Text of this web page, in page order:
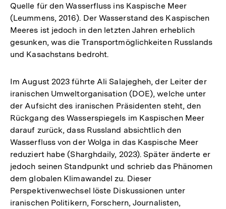
Quelle für den Wasserfluss ins Kaspische Meer
(Leummens, 2016). Der Wasserstand des Kaspischen
Meeres ist jedoch in den letzten Jahren erheblich
gesunken, was die Transportmöglichkeiten Russlands
und Kasachstans bedroht.
Im August 2023 führte Ali Salajegheh, der Leiter der
iranischen Umweltorganisation (DOE), welche unter
der Aufsicht des iranischen Präsidenten steht, den
Rückgang des Wasserspiegels im Kaspischen Meer
darauf zurück, dass Russland absichtlich den
Wasserfluss von der Wolga in das Kaspische Meer
reduziert habe (Sharghdaily, 2023). Später änderte er
jedoch seinen Standpunkt und schrieb das Phänomen
dem globalen Klimawandel zu. Dieser
Perspektivenwechsel löste Diskussionen unter
iranischen Politikern, Forschern, Journalisten,